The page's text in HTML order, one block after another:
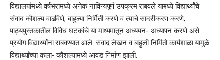
विद्यालयांमध्ये वर्षभरामध्ये अनेक नाविन्यपूर्ण उपक्रम राबवले यामध्ये विद्यार्थ्यांचे
संवाद कौशल्य वाढविणे, बाहुल्या निर्मिती करणे व त्याचे सादरीकरण करणे,
पाठ्यपुस्तकातील विविध घटकांचे या माध्यमातून अध्ययन- अध्यापन करणे असे
प्रयोग विद्यार्थ्यांना राबवण्यात आले. संवाद लेखन व बाहुली निर्मिती कार्यशाळा यामुळे
विद्यार्थ्यांच्या कला- कौशल्यामध्ये आवड निर्माण झाली.